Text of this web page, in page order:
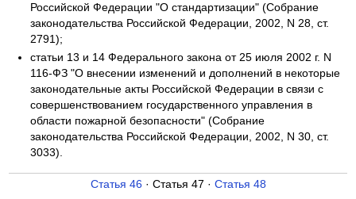
Российской Федерации "О стандартизации" (Собрание
законодательства Российской Федерации, 2002, N 28, ст.
2791);
статьи 13 и 14 Федерального закона от 25 июля 2002 г. N
116-ФЗ "О внесении изменений и дополнений в некоторые
законодательные акты Российской Федерации в связи с
совершенствованием государственного управления в
области пожарной безопасности" (Собрание
законодательства Российской Федерации, 2002, N 30, ст.
3033).
Статья 46· Статья 47 · Статья 48